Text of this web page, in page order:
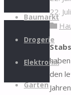
Zum
springen
Baumarkt
Drogerie
Elektronik
Garten
22.
den